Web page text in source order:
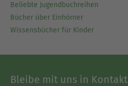
Beliebte Jugendbuchreihen
Bücher über Einhörner
Wissensbücher für Kinder
Bleibe mit uns in Kontakt